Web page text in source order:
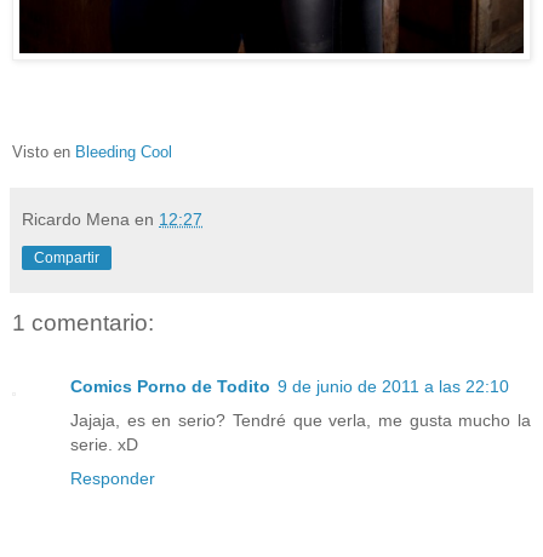
Visto en Bleeding Cool
Ricardo Mena en 12:27
Compartir
1 comentario:
Comics Porno de Todito 9 de junio de 2011 a las 22:10
Jajaja, es en serio? Tendré que verla, me gusta mucho la
serie. xD
Responder